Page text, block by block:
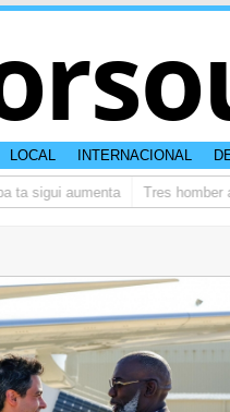
LOCAL INTERNACIONAL
sigui aumenta Tres homber